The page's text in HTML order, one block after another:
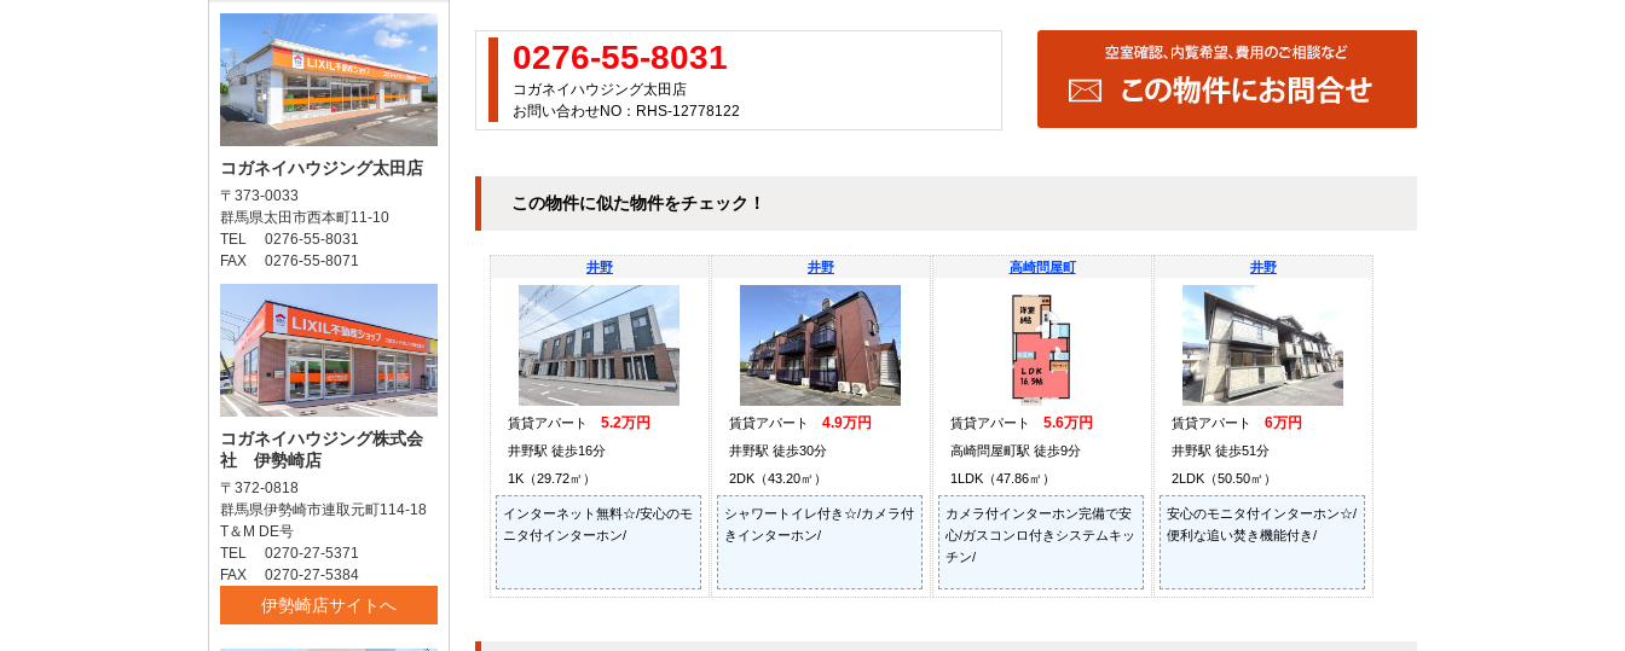
0276-55-8031
コガネイハウジング太田店
お問い合わせNO：RHS-12778122
この物件に似た物件をチェック！
井野
賃貸アパート 5.2万円
井野駅 徒歩16分
1K（29.72㎡）
インターネット無料☆/安心のモ
ニタ付インターホン/
井野
賃貸アパート 4.9万円
井野駅 徒歩30分
2DK（43.20㎡）
シャワートイレ付き☆/カメラ付
きインターホン/
高崎問屋町
賃貸アパート 5.6万円
高崎問屋町駅 徒歩9分
1LDK（47.86㎡）
カメラ付インターホン完備で安
心/ガスコンロ付きシステムキッ
チン/
井野
賃貸アパート 6万円
井野駅 徒歩51分
2LDK（50.50㎡）
安心のモニタ付インターホン☆/
便利な追い焚き機能付き/
コガネイハウジング太田店
〒373-0033
群馬県太田市西本町11-10
TEL 0276-55-8031
FAX 0276-55-8071
コガネイハウジング株式会
社 伊勢崎店
〒372-0818
群馬県伊勢崎市連取元町114-18
T＆M DE号
TEL 0270-27-5371
FAX 0270-27-5384
伊勢崎店サイトへ